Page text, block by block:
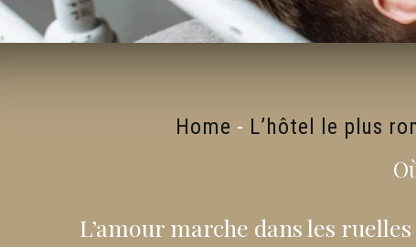
Home - L’hôtel le plus
L’amour marche dans les ruelles